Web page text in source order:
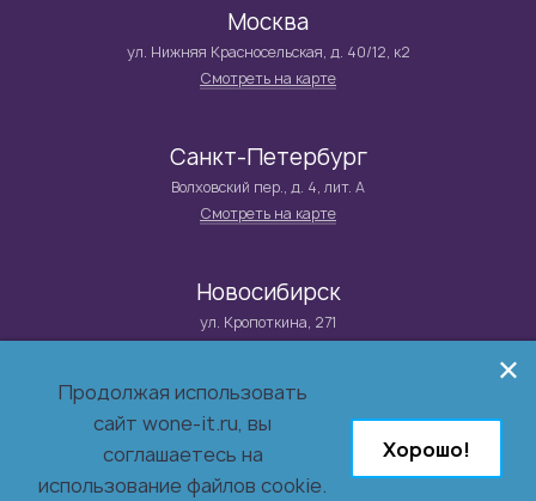
Москва
ул. Нижняя Красносельская, д. 40/12, к2
Смотреть на карте
Санкт-Петербург
Волховский пер., д. 4, лит. А
Смотреть на карте
Новосибирск
ул. Кропоткина, 271
© 2026 Группа компаний WONE IT
Системный интегратор и поставщик решений в сфере
инфраструктуры, бизнес-приложений и заказной разработки.
Продолжая использовать
сайт wone-it.ru, вы
соглашаетесь на
использование файлов cookie.
Хорошо!